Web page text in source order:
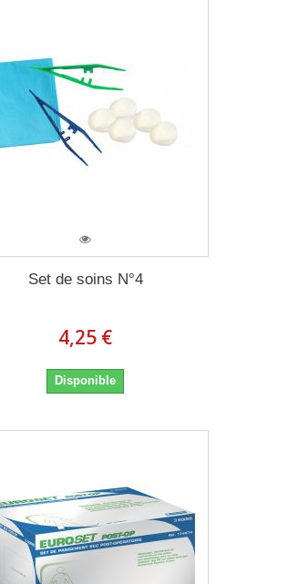
Set de soins N°4
4,25 €
Disponible